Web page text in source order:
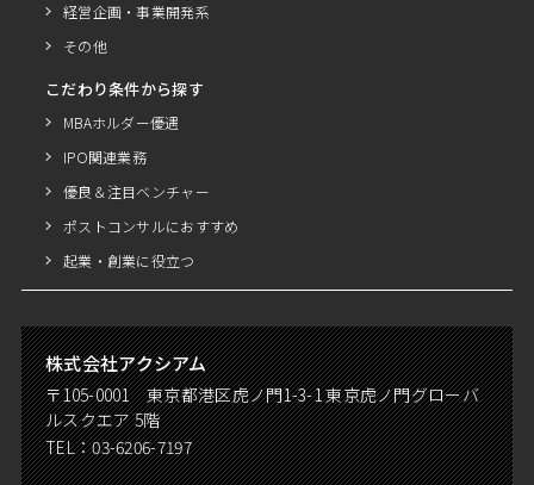
経営企画・事業開発系
その他
こだわり条件から探す
MBAホルダー優遇
IPO関連業務
優良＆注目ベンチャー
ポストコンサルにおすすめ
起業・創業に役立つ
株式会社アクシアム
〒105-0001 東京都港区虎ノ門1-3-1 東京虎ノ門グローバ
ルスクエア 5階
TEL：03-6206-7197